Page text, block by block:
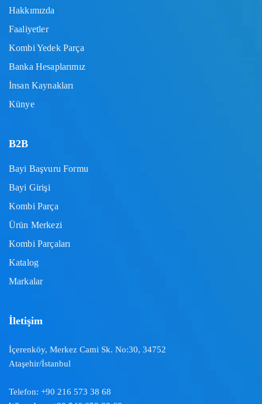
Hakkımızda
Faaliyetler
Kombi Yedek Parça
Banka Hesaplarımız
İnsan Kaynakları
Künye
B2B
Bayi Başvuru Formu
Bayi Girişi
Kombi Parça
Ürün Merkezi
Kombi Parçaları
Katalog
Markalar
İletişim
İçerenköy, Merkez Cami Sk. No:30, 34752
Ataşehir/İstanbul
Telefon: +90 216 573 38 68